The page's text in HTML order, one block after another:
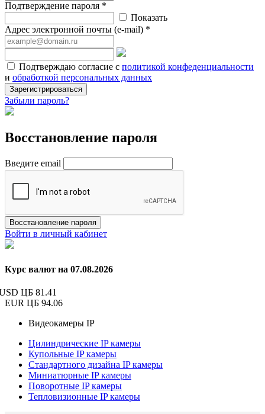
Подтверждение пароля *
Показать
Адрес электронной почты (e-mail) *
Подтверждаю согласие с политикой конфеденциальности
и обработкой персональных данных
Зарегистрироваться
Забыли пароль?
Восстановление пароля
Введите email
Восстановление пароля
Войти в личный кабинет
Курс валют на 07.08.2026
ЦБ 81.41
EUR ЦБ 94.06
Видеокамеры IP
Цилиндрические IP камеры
Купольные IP камеры
Стандартного дизайна IP камеры
Миниатюрные IP камеры
Поворотные IP камеры
Тепловизионные IP камеры